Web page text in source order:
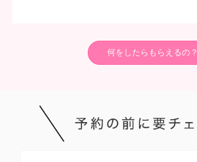
何をしたらもらえるの？